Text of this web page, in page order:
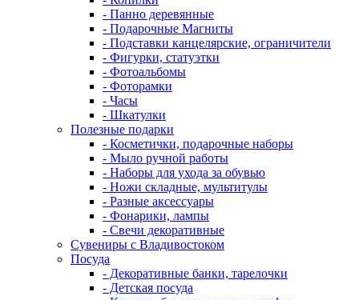
- Панно деревянные
- Подарочные Магниты
- Подставки канцелярские, ограничители
- Фигурки, статуэтки
- Фотоальбомы
- Фоторамки
- Часы
- Шкатулки
Полезные подарки
- Косметички, подарочные наборы
- Мыло ручной работы
- Наборы для ухода за обувью
- Ножи складные, мультитулы
- Разные аксессуары
- Фонарики, лампы
- Свечи декоративные
Сувениры с Владивостоком
Посуда
- Декоративные банки, тарелочки
- Детская посуда